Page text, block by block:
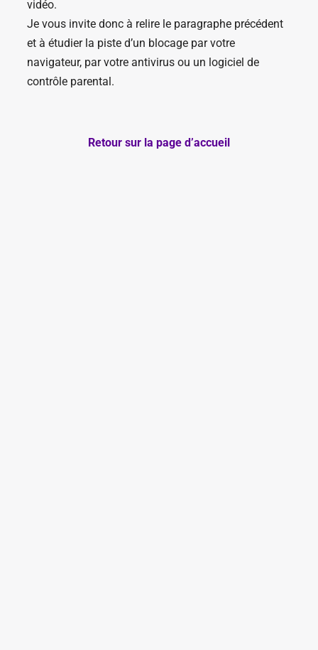
vidéo.
Je vous invite donc à relire le paragraphe précédent
et à étudier la piste d’un blocage par votre
navigateur, par votre antivirus ou un logiciel de
contrôle parental.
Retour sur la page d’accueil